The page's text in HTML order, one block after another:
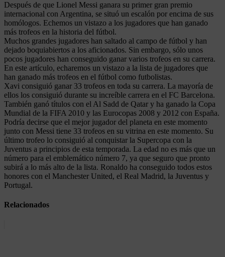
Después de que Lionel Messi ganara su primer gran premio
internacional con Argentina, se situó un escalón por encima de sus
homólogos. Echemos un vistazo a los jugadores que han ganado
más trofeos en la historia del fútbol.
Muchos grandes jugadores han saltado al campo de fútbol y han
dejado boquiabiertos a los aficionados. Sin embargo, sólo unos
pocos jugadores han conseguido ganar varios trofeos en su carrera.
En este artículo, echaremos un vistazo a la lista de jugadores que
han ganado más trofeos en el fútbol como futbolistas.
Xavi consiguió ganar 33 trofeos en toda su carrera. La mayoría de
ellos los consiguió durante su increíble carrera en el FC Barcelona.
También ganó títulos con el Al Sadd de Qatar y ha ganado la Copa
Mundial de la FIFA 2010 y las Eurocopas 2008 y 2012 con España.
Podría decirse que el mejor jugador del planeta en este momento
junto con Messi tiene 33 trofeos en su vitrina en este momento. Su
último trofeo lo consiguió al conquistar la Supercopa con la
Juventus a principios de esta temporada. La edad no es más que un
número para el emblemático número 7, ya que seguro que pronto
subirá a lo más alto de la lista. Ronaldo ha conseguido todos estos
honores con el Manchester United, el Real Madrid, la Juventus y
Portugal.
Relacionados